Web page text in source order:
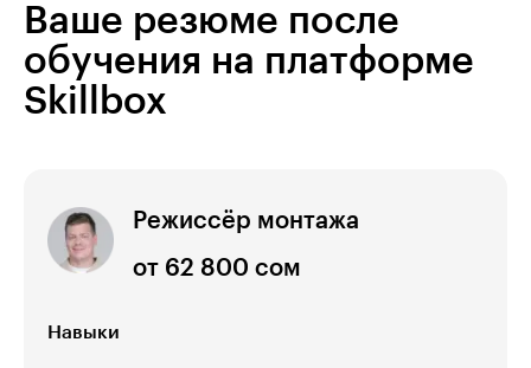
Ваше резюме после
обучения на платформе
Skillbox
Режиссёр монтажа
от 62 800 сом
Навыки